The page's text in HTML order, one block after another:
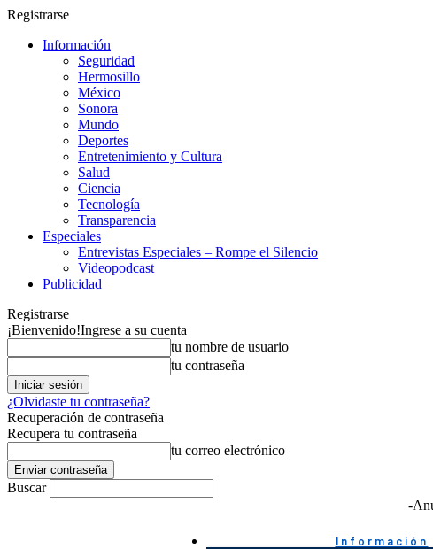
Registrarse
Información
Seguridad
Hermosillo
México
Sonora
Mundo
Deportes
Entretenimiento y Cultura
Salud
Ciencia
Tecnología
Transparencia
Especiales
Entrevistas Especiales – Rompe el Silencio
Videopodcast
Publicidad
Registrarse
¡Bienvenido!Ingrese a su cuenta
tu nombre de usuario
tu contraseña
¿Olvidaste tu contraseña?
Recuperación de contraseña
Recupera tu contraseña
tu correo electrónico
Buscar
-
Información